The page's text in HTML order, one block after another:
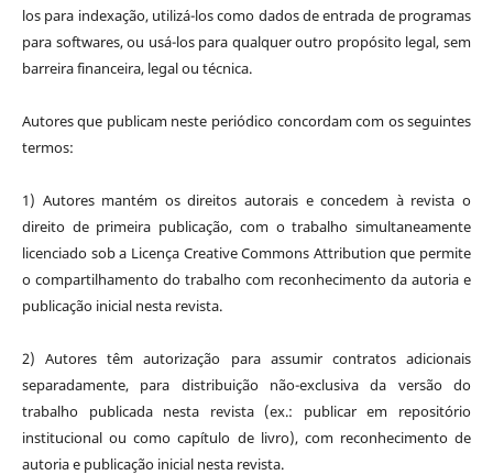
los para indexação, utilizá-los como dados de entrada de programas
para softwares, ou usá-los para qualquer outro propósito legal, sem
barreira financeira, legal ou técnica.
Autores que publicam neste periódico concordam com os seguintes
termos:
1) Autores mantém os direitos autorais e concedem à revista o
direito de primeira publicação, com o trabalho simultaneamente
licenciado sob a Licença Creative Commons Attribution que permite
o compartilhamento do trabalho com reconhecimento da autoria e
publicação inicial nesta revista.
2) Autores têm autorização para assumir contratos adicionais
separadamente, para distribuição não-exclusiva da versão do
trabalho publicada nesta revista (ex.: publicar em repositório
institucional ou como capítulo de livro), com reconhecimento de
autoria e publicação inicial nesta revista.